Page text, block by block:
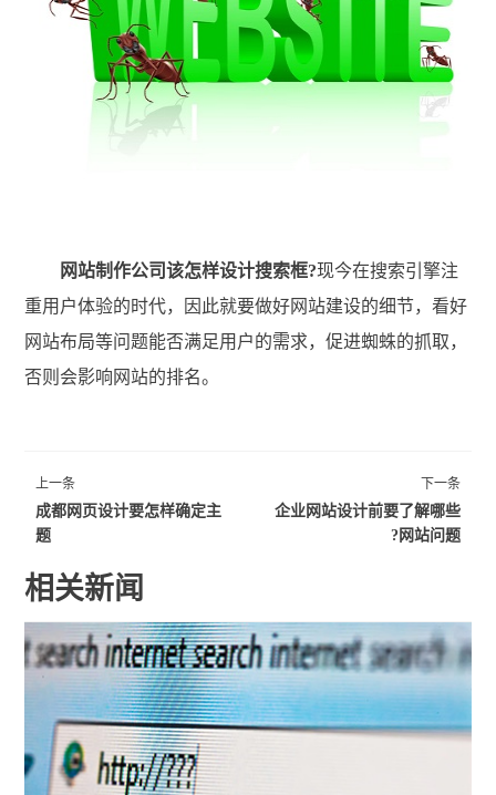
网站制作公司该怎样设计搜索框?现今在搜索引擎注
重用户体验的时代，因此就要做好网站建设的细节，看好
网站布局等问题能否满足用户的需求，促进蜘蛛的抓取，
否则会影响网站的排名。
上一条
成都网页设计要怎样确定主
题
下一条
企业网站设计前要了解哪些
网站问题?
相关新闻